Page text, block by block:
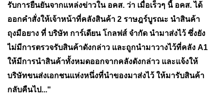
รับการยืนยันจากแหล่งข่าวใน อคส. ว่า เมื่อเร็วๆ นี้ อคส. ได้
ออกคำสั่งให้เจ้าหน้าที่คลังสินค้า 2 ราษฎร์บูรณะ นำสินค้า
ถุงมือยาง ที่ บริษัท การ์เดียน โกลฟส์ จำกัด นำมาส่งไว้ ซึ่งยัง
ไม่มีการตรวจรับสินค้าดังกล่าว และถูกนำมาวางไว้ที่คลัง A1
ให้มีการนำสินค้าทั้งหมดออกจากคลังดังกล่าว และแจ้งให้
บริษัทขนส่งเอกชนแห่งหนึ่งที่นำของมาส่งไว้ ให้มารับสินค้า
กลับคืนไป..."